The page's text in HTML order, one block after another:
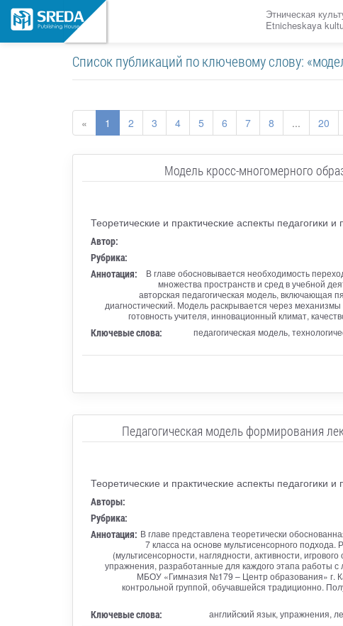
Этническая
Etnicheskaya
Список публикаций по ключевому слову:
« 1 2 3 4 5 6 7 8 ... 20
Модель кросс-многомерного
Теоретические и практические аспекты педагогики и
Автор:
Рубрика:
Аннотация:
В главе обосновывается необходимость
множества пространств и сред в учебной
авторская педагогическая модель, включающая
диагностический. Модель раскрывается через
готовность учителя, инновационный климат,
Ключевые слова:
педагогическая модель,
Педагогическая модель формирования
Теоретические и практические аспекты педагогики и
Авторы:
Рубрика:
Аннотация: В главе представлена теоретически
7 класса на основе мультисенсорного
(мультисенсорности, наглядности, активности,
упражнения, разработанные для каждого этапа работы
МБОУ «Гимназия №179 – Центр образования» г.
контрольной группой, обучавшейся традиционно.
Ключевые слова: английский язык, упражнения,